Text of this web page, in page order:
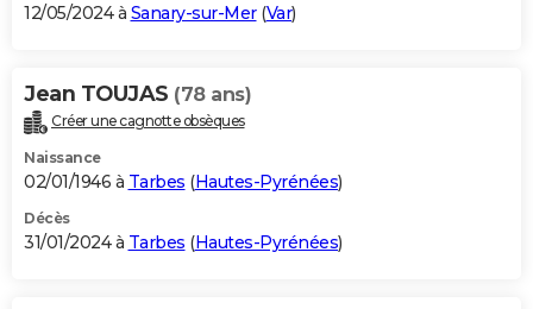
12/05/2024 à Sanary-sur-Mer(Var)
Jean TOUJAS (78 ans)
Créer une cagnotte obsèques
Naissance
02/01/1946 à Tarbes (Hautes-Pyrénées)
Décès
31/01/2024 à Tarbes (Hautes-Pyrénées)